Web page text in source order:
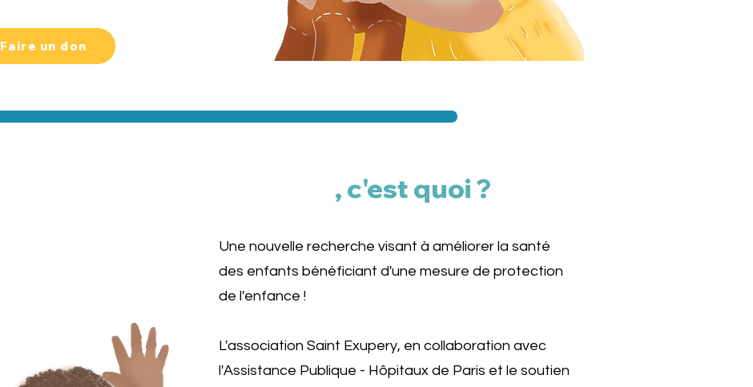
Faire un don
, c'est quoi ?
Une nouvelle recherche visant à améliorer la santé
des enfants bénéficiant d'une mesure de protection
de l'enfance !
L'association Saint Exupery, en collaboration avec
l'Assistance Publique - Hôpitaux de Paris et le soutien